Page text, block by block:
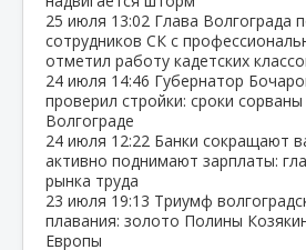
25 июля 13:02 Глава Волгограда
сотрудников СК с
отметил работу кадетских
24 июля 14:46 Губернатор
проверил стройки: сроки
Волгограде
24 июля 12:22 Банки сокращают
активно поднимают зарплаты:
рынка труда
23 июля 19:13 Триумф
плавания: золото Полины
Европы